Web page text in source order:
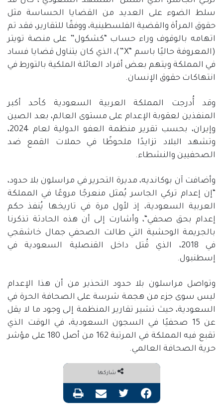
سلط الضوء على العديد من القضايا الحساسة مثل
حقوق المرأة والقضية الفلسطينية، ووفقًا للتقارير، فقد تم
اتهامه بالوقوف وراء حساب “كشكول” على منصة تويتر
( المعروفة حاليًا باسم “X”)
، الذي كان يتناول قضايا فساد
في المملكة ويتهم بعض أفراد العائلة الملكية بالتورط في
انتهاكات حقوق الإنسان.
وقد أُدرجت المملكة العربية السعودية كأحد أكبر
المنفذين لعقوبة الإعدام على مستوى العالم، بعد الصين
وإيران، بحسب تقرير منظمة العفو الدولية لعام
،
وتشهد البلاد تزايدًا ملحوظًا في حملات القمع ضد
الصحفيين والنشطاء.
وأضافت آن بوكانديه، مديرة التحرير في مراسلون بلا حدود،
“إن إعدام تركي الجاسر يُمثل منعرجًا مروعًا في المملكة
العربية السعودية، إذ لأول مرة في تاريخها يُنفذ حكم
إعدام بحق صحفي“، وأشارت إلى أن هذه الحادثة تذكرنا
بالجريمة الوحشية التي طالت الصحفي جمال خاشقجي
في
، الذي قُتل داخل القنصلية السعودية في
إسطنبول.
وتواصل مراسلون بلا حدود التحذير من أن هذا الإعدام
ليس سوى جزء من هجمة شرسة على الصحافة الحرة في
السعودية، حيث تشير تقارير المنظمة إلى وجود ما لا يقل
عن
صحفيًا في السجون السعودية، في الوقت الذي
تقبع فيه المملكة في المرتبة
من أصل
على مؤشر
حرية الصحافة العالمي.
شاركها
فيسبوك تويتر مشاركة عبر البريد طباعة